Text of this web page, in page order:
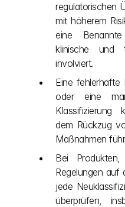
regulatorischen
mit höherem
eine
klinische und
involviert.
Eine fehlerhafte
oder eine
Klassifizierung
dem Rückzug
Maßnahmen
Bei
Regelungen auf
jede
überprüfen,